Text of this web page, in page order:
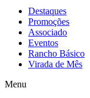
Destaques
Promoções
Associado
Eventos
Rancho Básico
Virada de Mês
Menu